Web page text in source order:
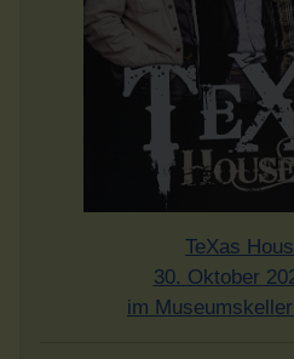
TeXas
30. Oktober
im